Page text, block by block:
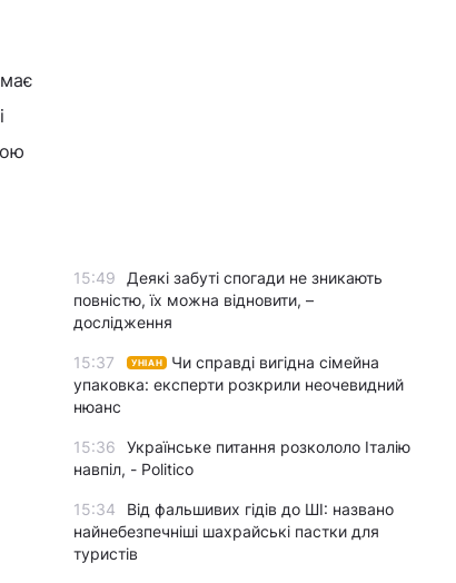
15:49
Деякі забуті спогади не зникають
повністю, їх можна відновити, –
дослідження
15:37 УНІАН
Чи справді вигідна сімейна
упаковка: експерти розкрили неочевидний
нюанс
15:36
Українське питання розкололо Італію
навпіл, - Politico
15:34
Від фальшивих гідів до ШІ: названо
найнебезпечніші шахрайські пастки для
туристів